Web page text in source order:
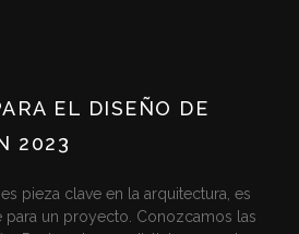
EL DISEÑO DE
2023
pieza clave en la arquitectura, es
para un proyecto. Conozcamos las